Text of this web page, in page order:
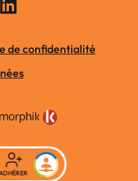
de confidentialité
ADHÉRER